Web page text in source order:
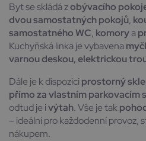
Byt se skládá zobývacího
dvou samostatných pokojů,
samostatného WC, komorya
Kuchyňská linka je vybavena
varnou deskou, elektrickou
Dále je k dispozici prostorný
přímo za vlastním parkovacím
odtud je ivýtah. Vše je tak
– ideální pro každodenní provoz,
nákupem.